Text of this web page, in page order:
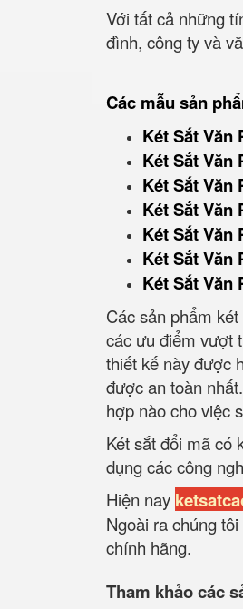
Với tất cả những
đình, công ty và
Các mẫu sản
Két Sắt Văn
Két Sắt Văn
Két Sắt Văn
Két Sắt Văn
Két Sắt Văn
Két Sắt Văn
Két Sắt Văn
Các sản phẩm
các ưu điểm vượt
thiết kế này được
được an toàn
hợp nào cho việc
Két sắt đổi mã có
dụng các công
Hiện nay
Ngoài ra chúng
chính hãng.
Tham khảo các